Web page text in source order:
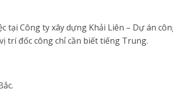
tại Công ty xây dựng Khải Liên – Dự án
trí đốc công chỉ cần biết tiếng Trung.